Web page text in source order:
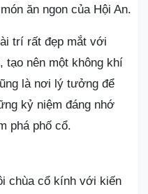
ăn ngon của Hội An.
trí rất đẹp mắt với
tạo nên một không khí
là nơi lý tưởng để
kỷ niệm đáng nhớ
phá phố cổ.
chùa cổ kính với kiến